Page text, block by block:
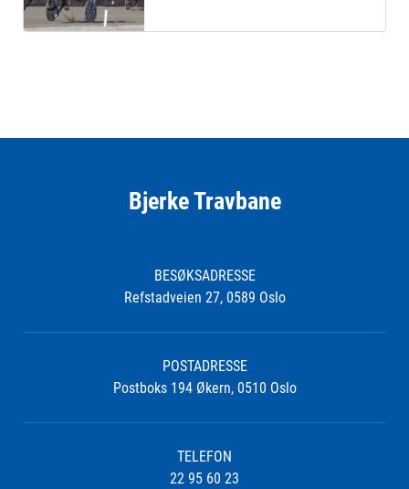
Bjerke Travbane
BESØKSADRESSE
Refstadveien 27, 0589 Oslo
POSTADRESSE
Postboks 194 Økern, 0510 Oslo
TELEFON
22 95 60 23